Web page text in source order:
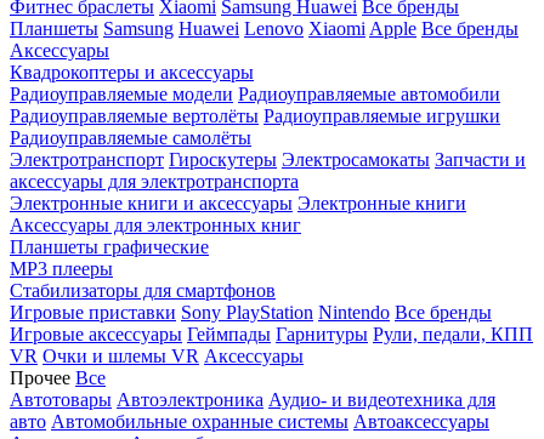
Фитнес браслеты Xiaomi Samsung Huawei Все бренды
Планшеты Samsung Huawei Lenovo Xiaomi Apple Все бренды
Аксессуары
Квадрокоптеры и аксессуары
Радиоуправляемые модели Радиоуправляемые автомобили
Радиоуправляемые вертолёты Радиоуправляемые игрушки
Радиоуправляемые самолёты
Электротранспорт Гироскутеры Электросамокаты Запчасти и
аксессуары для электротранспорта
Электронные книги и аксессуары Электронные книги
Аксессуары для электронных книг
Планшеты графические
MP3 плееры
Стабилизаторы для смартфонов
Игровые приставки Sony PlayStation Nintendo Все бренды
Игровые аксессуары Геймпады Гарнитуры Рули, педали, КПП
VR Очки и шлемы VR Аксессуары
Прочее Все
Автотовары Автоэлектроника Аудио- и видеотехника для
авто Автомобильные охранные системы Автоаксессуары